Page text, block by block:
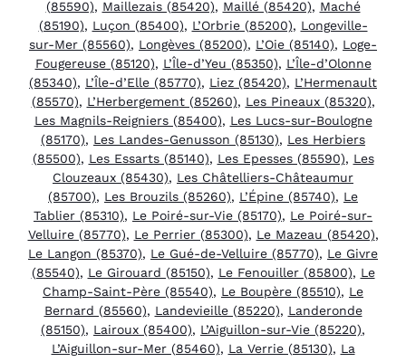
(85590), Maillezais (85420), Maillé (85420), Maché
(85190), Luçon (85400), L’Orbrie (85200), Longeville-
sur-Mer (85560), Longèves (85200), L’Oie (85140), Loge-
Fougereuse (85120), L’Île-d’Yeu (85350), L’Île-d’Olonne
(85340), L’Île-d’Elle (85770), Liez (85420), L’Hermenault
(85570), L’Herbergement (85260), Les Pineaux (85320),
Les Magnils-Reigniers (85400), Les Lucs-sur-Boulogne
(85170), Les Landes-Genusson (85130), Les Herbiers
(85500), Les Essarts (85140), Les Epesses (85590), Les
Clouzeaux (85430), Les Châtelliers-Châteaumur
(85700), Les Brouzils (85260), L’Épine (85740), Le
Tablier (85310), Le Poiré-sur-Vie (85170), Le Poiré-sur-
Velluire (85770), Le Perrier (85300), Le Mazeau (85420),
Le Langon (85370), Le Gué-de-Velluire (85770), Le Givre
(85540), Le Girouard (85150), Le Fenouiller (85800), Le
Champ-Saint-Père (85540), Le Boupère (85510), Le
Bernard (85560), Landevieille (85220), Landeronde
(85150), Lairoux (85400), L’Aiguillon-sur-Vie (85220),
L’Aiguillon-sur-Mer (85460), La Verrie (85130), La